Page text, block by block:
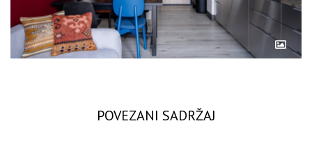
POVEZANI SADRŽAJ